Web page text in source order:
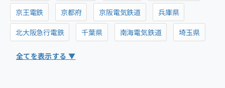
京王電鉄
京都府 京阪電気鉄道
兵庫県
北大阪急行電鉄
千葉県 南海電気鉄道 埼玉県
全てを表示する ▼